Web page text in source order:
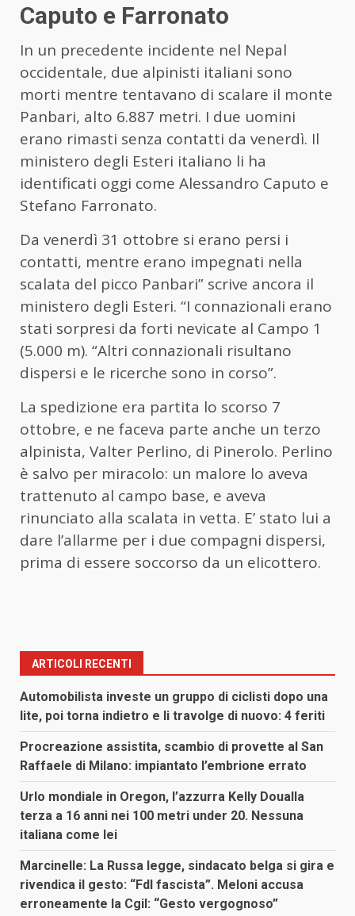
Caputo e Farronato
In un precedente incidente nel Nepal
occidentale, due alpinisti italiani sono
morti mentre tentavano di scalare il monte
Panbari, alto 6.887 metri. I due uomini
erano rimasti senza contatti da venerdì. Il
ministero degli Esteri italiano li ha
identificati oggi come Alessandro Caputo e
Stefano Farronato.
Da venerdì 31 ottobre si erano persi i
contatti, mentre erano impegnati nella
scalata del picco Panbari” scrive ancora il
ministero degli Esteri. “I connazionali erano
stati sorpresi da forti nevicate al Campo 1
(5.000 m). “Altri connazionali risultano
dispersi e le ricerche sono in corso”.
La spedizione era partita lo scorso 7
ottobre, e ne faceva parte anche un terzo
alpinista, Valter Perlino, di Pinerolo. Perlino
è salvo per miracolo: un malore lo aveva
trattenuto al campo base, e aveva
rinunciato alla scalata in vetta. E’ stato lui a
dare l’allarme per i due compagni dispersi,
prima di essere soccorso da un elicottero.
ARTICOLI RECENTI
Automobilista investe un gruppo di ciclisti dopo una
lite, poi torna indietro e li travolge di nuovo: 4 feriti
Procreazione assistita, scambio di provette al San
Raffaele di Milano: impiantato l’embrione errato
Urlo mondiale in Oregon, l’azzurra Kelly Doualla
terza a 16 anni nei 100 metri under 20. Nessuna
italiana come lei
Marcinelle: La Russa legge, sindacato belga si gira e
rivendica il gesto: “FdI fascista”. Meloni accusa
erroneamente la Cgil: “Gesto vergognoso”